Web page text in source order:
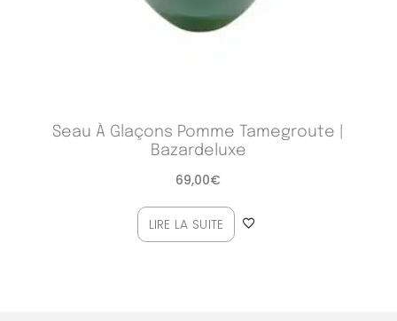
Seau À Glaçons Pomme Tamegroute |
Bazardeluxe
69,00€
LIRE LA SUITE